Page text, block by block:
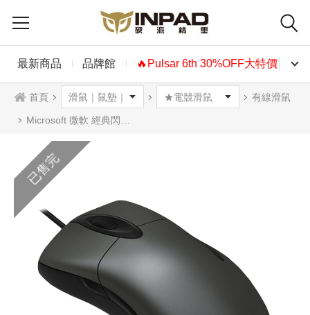
最新商品 品牌館 🔥Pulsar 6th 30%OFF大特價🔥
首頁 有線滑鼠
Microsoft 微軟 經典閃靈鯊光學滑鼠
已售完